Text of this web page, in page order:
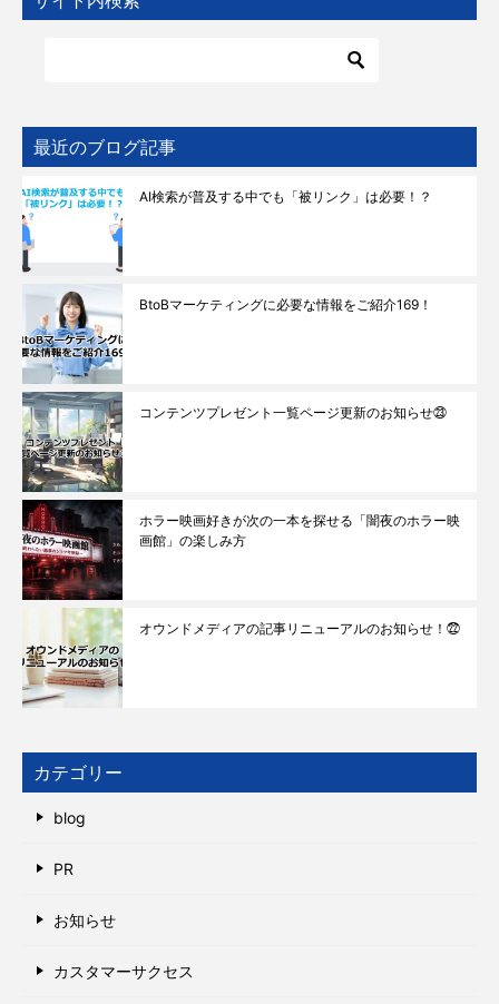
最近のブログ記事
AI検索が普及する中でも「被リンク」は必要！？
BtoBマーケティングに必要な情報をご紹介169！
コンテンツプレゼント一覧ページ更新のお知らせ㉓
ホラー映画好きが次の一本を探せる「闇夜のホラー映
画館」の楽しみ方
オウンドメディアの記事リニューアルのお知らせ！㉒
カテゴリー
blog
PR
お知らせ
カスタマーサクセス